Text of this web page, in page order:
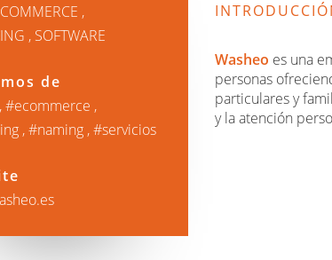
SOFTWARE
de
ecommerce
naming servicios
Washeo es una
personas
particulares y
y la atención